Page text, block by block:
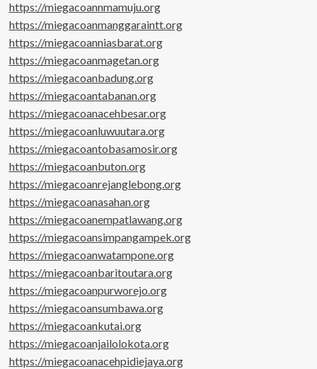
https://miegacoannmamuju.org
https://miegacoanmanggaraintt.org
https://miegacoanniasbarat.org
https://miegacoanmagetan.org
https://miegacoanbadung.org
https://miegacoantabanan.org
https://miegacoanacehbesar.org
https://miegacoanluwuutara.org
https://miegacoantobasamosir.org
https://miegacoanbuton.org
https://miegacoanrejanglebong.org
https://miegacoanasahan.org
https://miegacoanempatlawang.org
https://miegacoansimpangampek.org
https://miegacoanwatampone.org
https://miegacoanbaritoutara.org
https://miegacoanpurworejo.org
https://miegacoansumbawa.org
https://miegacoankutai.org
https://miegacoanjailolokota.org
https://miegacoanacehpidiejaya.org